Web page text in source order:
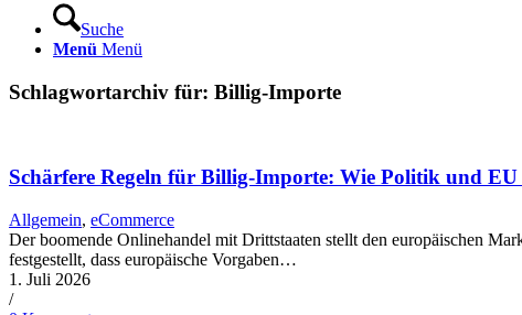
Suche
Menü Menü
Schlagwortarchiv für: Billig-Importe
Schärfere Regeln für Billig-Importe: Wie Politik und
Allgemein, eCommerce
Der boomende Onlinehandel mit Drittstaaten stellt den europäischen
festgestellt, dass europäische Vorgaben…
1. Juli 2026
/